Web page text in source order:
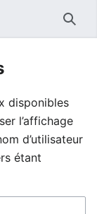
disponibles
l’affichage
d’utilisateur
étant